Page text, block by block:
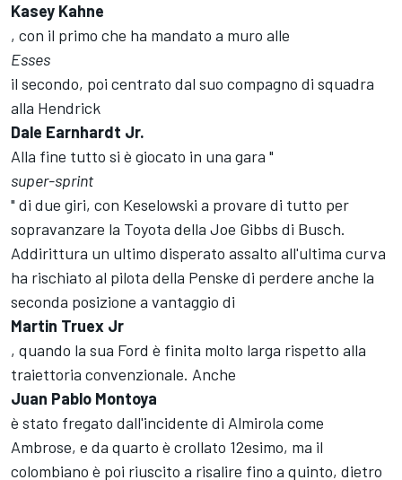
Kasey Kahne
, con il primo che ha mandato a muro alle
Esses
il secondo, poi centrato dal suo compagno di squadra
alla Hendrick
Dale Earnhardt Jr.
Alla fine tutto si è giocato in una gara "
super-sprint
" di due giri, con Keselowski a provare di tutto per
sopravanzare la Toyota della Joe Gibbs di Busch.
Addirittura un ultimo disperato assalto all'ultima curva
ha rischiato al pilota della Penske di perdere anche la
seconda posizione a vantaggio di
Martin Truex Jr
, quando la sua Ford è finita molto larga rispetto alla
traiettoria convenzionale. Anche
Juan Pablo Montoya
è stato fregato dall'incidente di Almirola come
Ambrose, e da quarto è crollato 12esimo, ma il
colombiano è poi riuscito a risalire fino a quinto, dietro